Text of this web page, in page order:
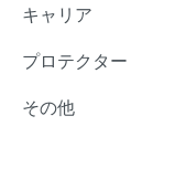
キャリア
プロテクター
その他